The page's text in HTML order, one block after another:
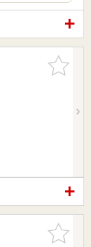
お気に入
りに追加
お気に入
りに追加